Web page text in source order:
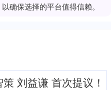
确保选择的平台值得信赖。
刘益谦 首次提议！